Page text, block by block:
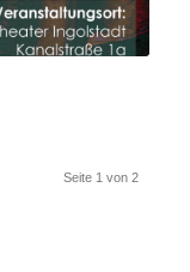
Seite 1 von 2